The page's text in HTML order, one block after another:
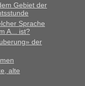
Gebiet der
Sprache
A... ist?
der
alte